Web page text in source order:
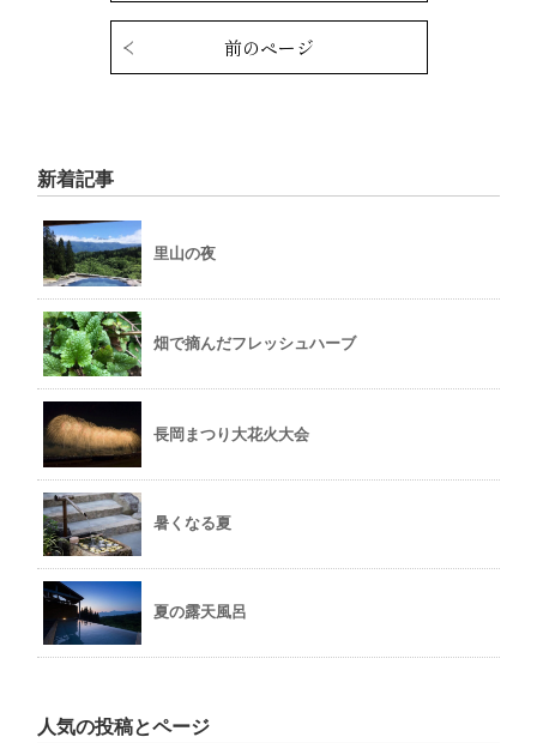
前のページ
新着記事
里山の夜
畑で摘んだフレッシュハーブ
長岡まつり大花火大会
暑くなる夏
夏の露天風呂
人気の投稿とページ